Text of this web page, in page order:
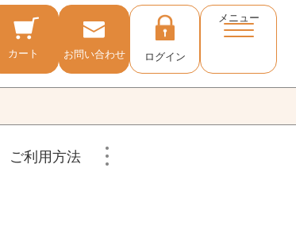
カート お問い合わせ ログイン
メニュー
ご利用方法